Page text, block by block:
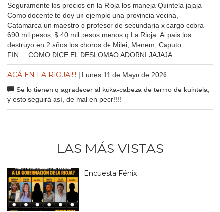
Seguramente los precios en la Rioja los maneja Quintela jajaja
Como docente te doy un ejemplo una provincia vecina,
Catamarca un maestro o profesor de secundaria x cargo cobra
690 mil pesos, $ 40 mil pesos menos q La Rioja. Al pais los
destruyo en 2 años los choros de Milei, Menem, Caputo
FIN.....COMO DICE EL DESLOMAO ADORNI JAJAJA
ACÁ EN LA RIOJA!!!! | Lunes 11 de Mayo de 2026
Se lo tienen q agradecer al kuka-cabeza de termo de kuintela,
y esto seguirá así, de mal en peor!!!!
LAS MÁS VISTAS
Encuesta Fénix